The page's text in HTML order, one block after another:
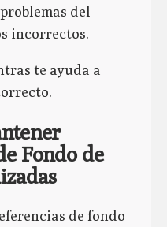
del
incorrectos.
te ayuda a
Fondo de
de fondo